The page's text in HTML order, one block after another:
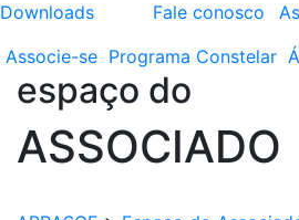
Downloads
Fale conosco
Associe-se Programa Constelar
espaço do
ASSOCIADO